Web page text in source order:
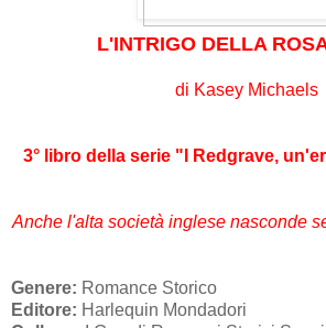
L'INTRIGO DELLA
di Kasey Michaels
3° libro della serie "I Redgrave,
Anche l'alta società inglese nasconde
Genere: Romance Storico
Editore: Harlequin Mondadori